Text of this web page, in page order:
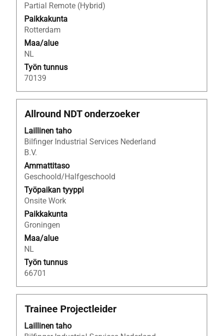
Partial Remote (Hybrid)
Paikkakunta
Rotterdam
Maa/alue
NL
Työn tunnus
70139
Ammattinimike
Allround NDT onderzoeker
Laillinen taho
Bilfinger Industrial Services Nederland
B.V.
Ammattitaso
Geschoold/Halfgeschoold
Työpaikan tyyppi
Onsite Work
Paikkakunta
Groningen
Maa/alue
NL
Työn tunnus
66701
Valitse
jos
haluat
nähdä
työpaikan
kaikki
tiedot.
Ammattinimike
Trainee Projectleider
Laillinen taho
Valitse
välilyöntinäppäimellä,
jos